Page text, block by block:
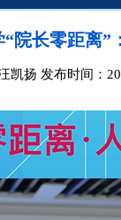
院长零距离”
凯扬 发布时间：